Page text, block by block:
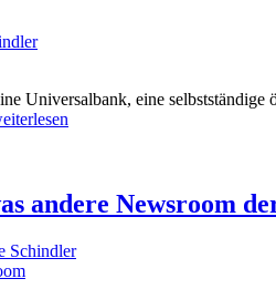
Universalbank, eine
andere Newsroom
Schindler